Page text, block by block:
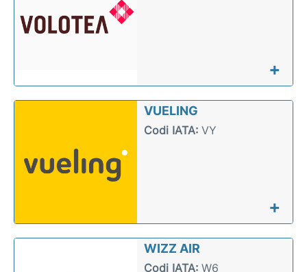
+
VUELING
Codi IATA:VY
+
WIZZ AIR
Codi IATA:W6